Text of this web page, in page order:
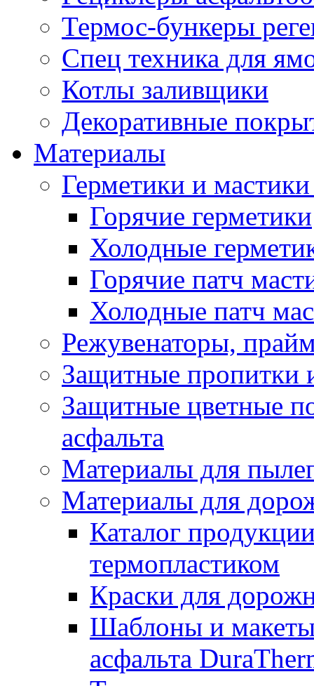
Термос-бункеры
Спец техника для
Котлы заливщики
Декоративные
Материалы
Герметики и
Горячие герметики
Холодные
Горячие патч
Холодные патч
Режувенаторы,
Защитные пропитки
Защитные цветные
асфальта
Материалы для
Материалы для
Каталог
термопластиком
Краски для
Шаблоны и макеты
асфальта